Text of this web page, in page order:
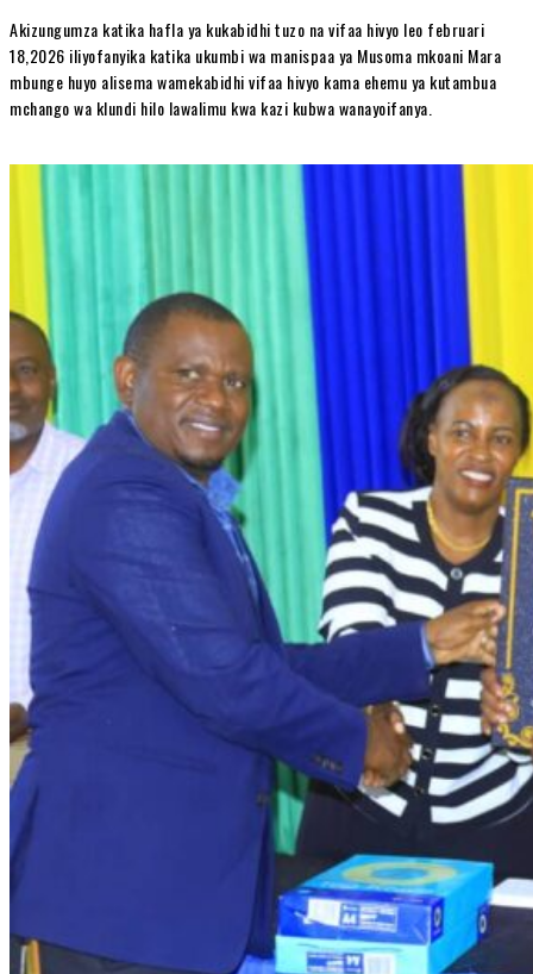
Akizungumza katika hafla ya kukabidhi tuzo na vifaa hivyo leo februari
18,2026 iliyofanyika katika ukumbi wa manispaa ya Musoma mkoani Mara
mbunge huyo alisema wamekabidhi vifaa hivyo kama ehemu ya kutambua
mchango wa klundi hilo lawalimu kwa kazi kubwa wanayoifanya.